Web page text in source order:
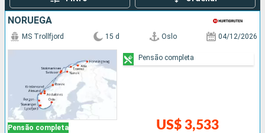
NORUEGA
Pensão completa
MS Trollfjord 15 d Oslo 04/12/2026
US$ 3,533
Pensão completa